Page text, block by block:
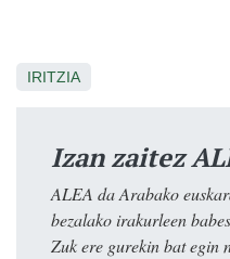
IRITZIA
Izan zaitez
ALEA da Arabako
bezalako irakurleen
Zuk ere gurekin bat egin